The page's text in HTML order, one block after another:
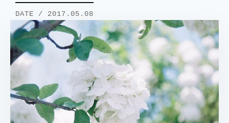
DATE / 2017.05.08